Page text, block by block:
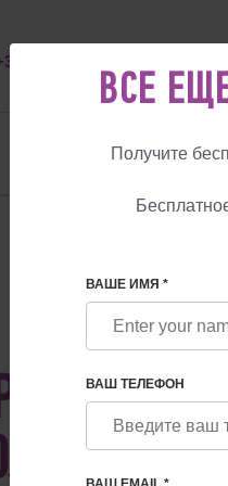
057 760 48 29
Отзывы
МЕДИЦИНСКИЙ
ВСЕ
Получите
ВАШЕ ИМЯ *
ВАШ ТЕЛЕФОН